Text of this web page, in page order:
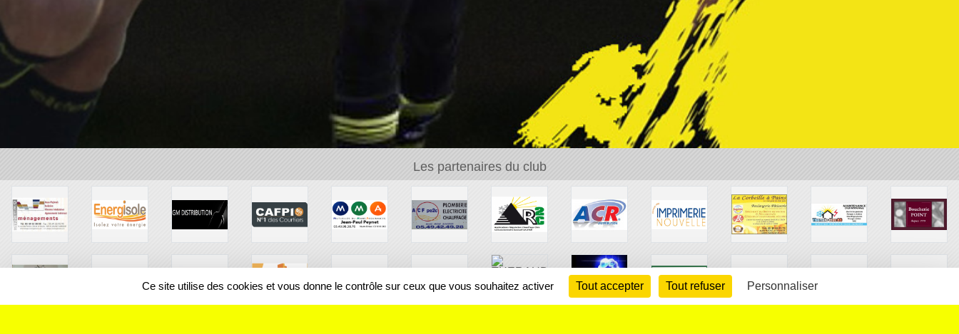
Les partenaires du club
Ce site utilise des cookies et vous donne le contrôle sur ceux que vous souhaitez activer Tout accepter Tout refuser Personnaliser